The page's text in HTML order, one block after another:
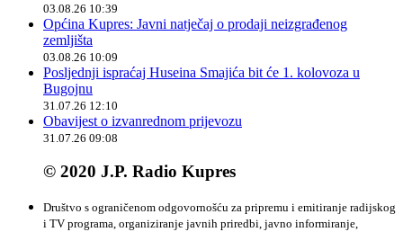
03.08.26 10:39
Općina Kupres: Javni natječaj o prodaji neizgrađenog
zemljišta
03.08.26 10:09
Posljednji ispraćaj Huseina Smajića bit će 1. kolovoza u
Bugojnu
31.07.26 12:10
Obavijest o izvanrednom prijevozu
31.07.26 09:08
© 2020 J.P. Radio Kupres
Društvo s ograničenom odgovornošću za pripremu i emitiranje radijskog
i TV programa, organiziranje javnih priredbi, javno informiranje,